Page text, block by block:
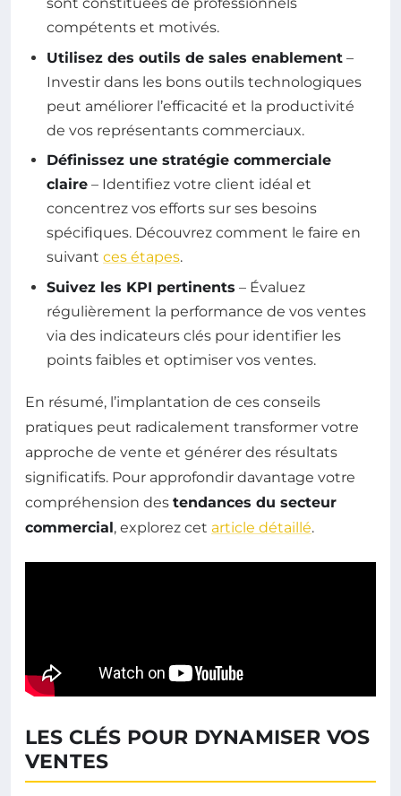
sont constituées de professionnels
compétents et motivés.
Utilisez des outils de sales enablement –
Investir dans les bons outils technologiques
peut améliorer l’efficacité et la productivité
de vos représentants commerciaux.
Définissez une stratégie commerciale
claire – Identifiez votre client idéal et
concentrez vos efforts sur ses besoins
spécifiques. Découvrez comment le faire en
suivant ces étapes.
Suivez les KPI pertinents – Évaluez
régulièrement la performance de vos ventes
via des indicateurs clés pour identifier les
points faibles et optimiser vos ventes.
En résumé, l’implantation de ces conseils
pratiques peut radicalement transformer votre
approche de vente et générer des résultats
significatifs. Pour approfondir davantage votre
compréhension des tendances du secteur
commercial, explorez cet article détaillé.
LES CLÉS POUR DYNAMISER VOS
VENTES